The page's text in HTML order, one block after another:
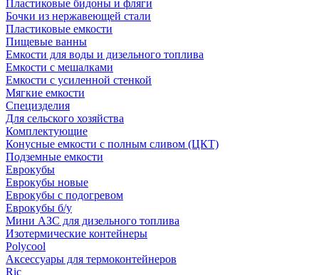
Пластиковые бидоны и фляги
Бочки из нержавеющей стали
Пластиковые емкости
Пищевые ванны
Емкости для воды и дизельного топлива
Емкости с мешалками
Емкости с усиленной стенкой
Мягкие емкости
Специзделия
Для сельского хозяйства
Комплектующие
Конусные емкости с полным сливом (ЦКТ)
Подземные емкости
Еврокубы
Еврокубы новые
Еврокубы с подогревом
Еврокубы б/у
Мини АЗС для дизельного топлива
Изотермические контейнеры
Polycool
Аксессуары для термоконтейнеров
Ric